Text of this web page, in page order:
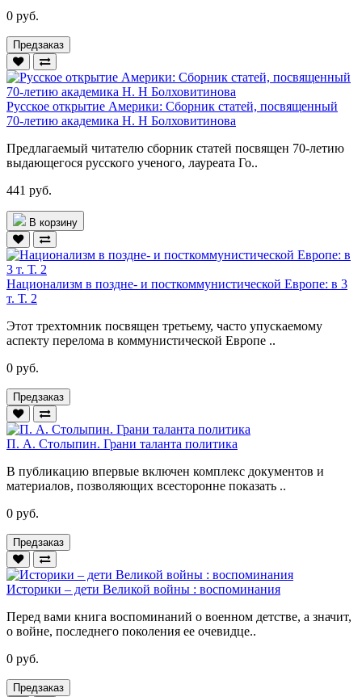
0 руб.
Предзаказ
Русское открытие Америки: Сборник статей, посвященный
70-летию академика Н. Н Болховитинова
Предлагаемый читателю сборник статей посвящен 70-летию
вы­дающегося русского ученого, лауреата Го..
441 руб.
В корзину
Национализм в поздне- и посткоммунистической Европе: в 3
т. Т. 2
Этот трехтомник посвящен третьему, часто упускаемому
аспекту перелома в коммунистической Европе ..
0 руб.
Предзаказ
П. А. Столыпин. Грани таланта политика
В публикацию впервые включен комплекс документов и
материалов, позволяющих всесторонне показать ..
0 руб.
Предзаказ
Историки – дети Великой войны : воспоминания
Перед вами книга воспоминаний о военном детстве, а значит,
о войне, последнего поколения ее очевидце..
0 руб.
Предзаказ